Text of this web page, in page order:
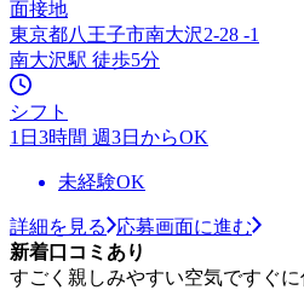
面接地
東京都八王子市南大沢2-28 -1
南大沢駅 徒歩5分
シフト
1日3時間 週3日からOK
未経験OK
詳細を見る
応募画面に進む
新着口コミあり
すごく親しみやすい空気ですぐ